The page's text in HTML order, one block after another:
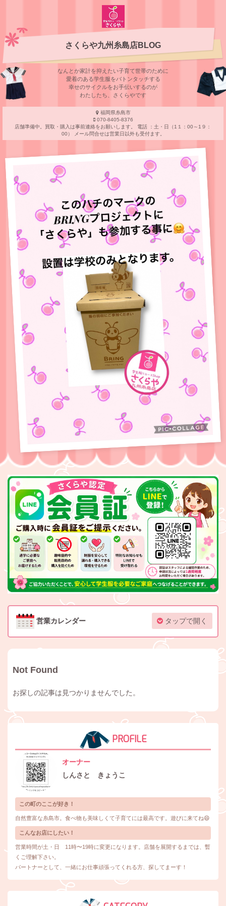
さくらや九州糸島店BLOG
なんとか家計を抑えたい子育て世帯のために
愛着のある学⽣服をバトンタッチする
幸せのサイクルをお⼿伝いするのが
わたしたち、さくらやです
福岡県糸島市
070-8405-8376
店舗準備中。買取・購入は事前連絡をお願いします。 電話 ：土・日（1１：00～1９：
00） メール問合せは営業日以外も受付ます。
営業カレンダー タップで開く
Not Found
お探しの記事は見つかりませんでした。
PROFILE
オーナー
しんさと きょうこ
この町のここが好き！
自然豊富な糸島市。食べ物も美味しくて子育てには最高です。遊びに来てね😄
こんなお店にしたい！
営業時間が土・日 11時〜19時に変更になります。店舗を展開するまでは、暫
くご理解下さい。
パートナーとして、一緒にお仕事頑張ってくれる方、探してまーす！